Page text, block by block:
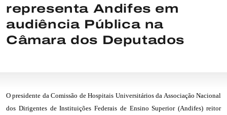
representa Andifes em
audiência Pública na
Câmara dos Deputados
O presidente da Comissão de Hospitais Universitários da Associação Nacional
dos Dirigentes de Instituições Federais de Ensino Superior (Andifes) reitor